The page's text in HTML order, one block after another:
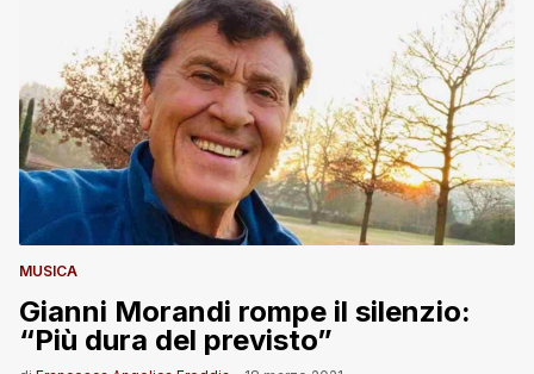
MUSICA
Gianni Morandi rompe il silenzio:
“Più dura del previsto”